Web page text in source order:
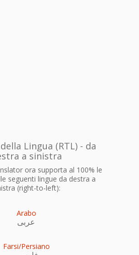
Lingua (RTL) - da
a sinistra
ora supporta al 100% le
seguenti lingue da destra a
(right-to-left):
Arabo
عربى
Farsi/Persiano